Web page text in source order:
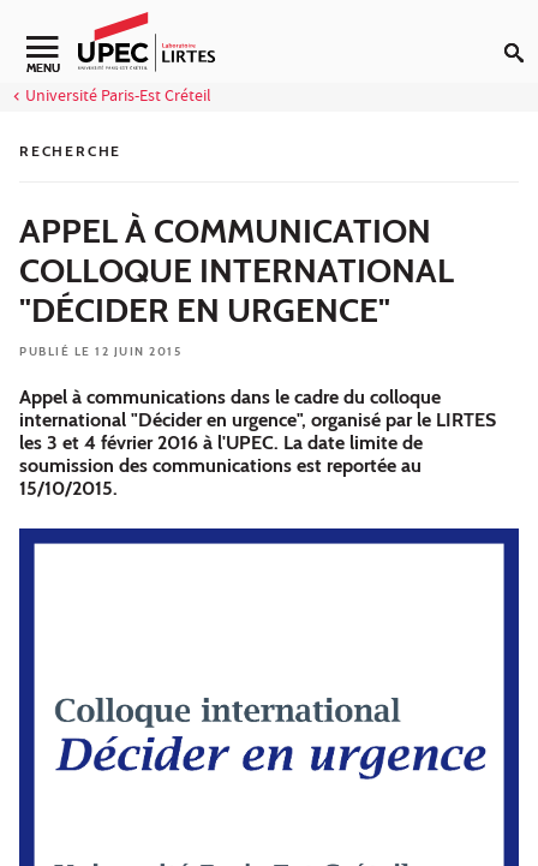
Aller au contenu
Navigation secondaire
MENU
Université Paris-Est Créteil
RECHERCHE
APPEL À COMMUNICATION
COLLOQUE INTERNATIONAL
"DÉCIDER EN URGENCE"
PUBLIÉ LE 12 JUIN 2015
Appel à communications dans le cadre du colloque
international "Décider en urgence", organisé par le LIRTES
les 3 et 4 février 2016 à l'UPEC. La date limite de
soumission des communications est reportée au
15/10/2015.